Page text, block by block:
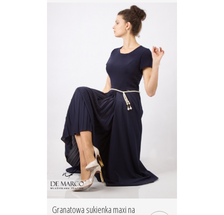
Granatowa sukienka maxi na